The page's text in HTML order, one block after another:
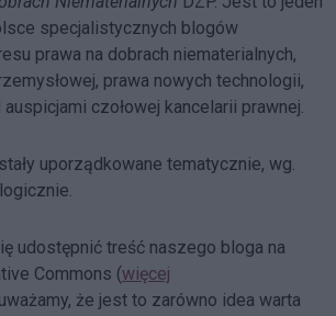
specjalistycznych blogów
prawa na dobrach niematerialnych,
prawa nowych technologii,
czołowej kancelarii prawnej.
uporządkowane tematycznie, wg.
udostępnić treść naszego bloga na
Commons (więcej
że jest to zarówno idea warta